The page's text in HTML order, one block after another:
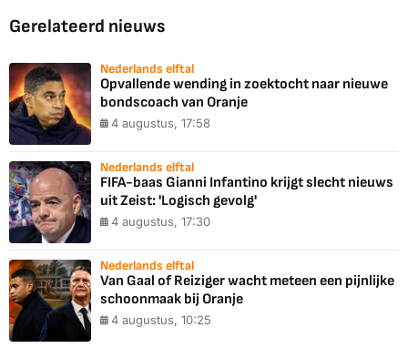
Gerelateerd nieuws
Nederlands elftal
Opvallende wending in zoektocht naar nieuwe
bondscoach van Oranje
4 augustus, 17:58
Nederlands elftal
FIFA-baas Gianni Infantino krijgt slecht nieuws
uit Zeist: 'Logisch gevolg'
4 augustus, 17:30
Nederlands elftal
Van Gaal of Reiziger wacht meteen een pijnlijke
schoonmaak bij Oranje
4 augustus, 10:25